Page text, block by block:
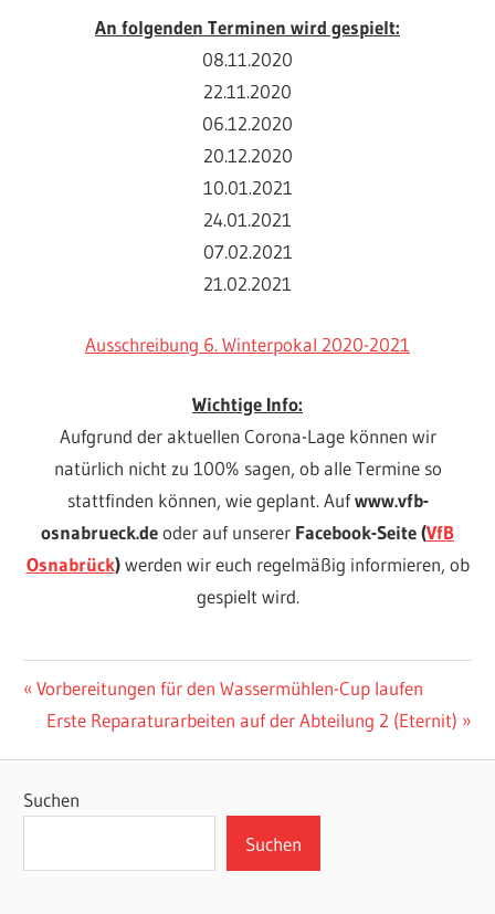
An folgenden Terminen wird gespielt:
08.11.2020
22.11.2020
06.12.2020
20.12.2020
10.01.2021
24.01.2021
07.02.2021
21.02.2021
Ausschreibung 6. Winterpokal 2020-2021
Wichtige Info:
Aufgrund der aktuellen Corona-Lage können wir
natürlich nicht zu 100% sagen, ob alle Termine so
stattfinden können, wie geplant. Aufwww.vfb-
osnabrueck.deoder auf unserer Facebook-Seite (VfB
Osnabrück)werden wir euch regelmäßig informieren, ob
gespielt wird.
VFB
Beitragsnavigation
Vorheriger
Beitrag:
Vorbereitungen für den Wassermühlen-Cup laufen
Nächster
Erste Reparaturarbeiten auf der Abteilung 2 (Eternit)
Suchen
Suchen